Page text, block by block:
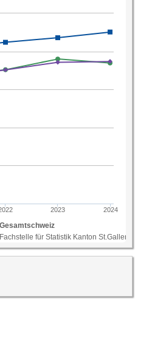
werden sowohl auf Ebene von
Die Wohnungsnettomietpreise
unterliegen einem
Der Stichprobenfehler der
von 95 Prozent
des BFS in